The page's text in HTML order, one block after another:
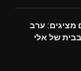
מציגים: ערב
של אלי